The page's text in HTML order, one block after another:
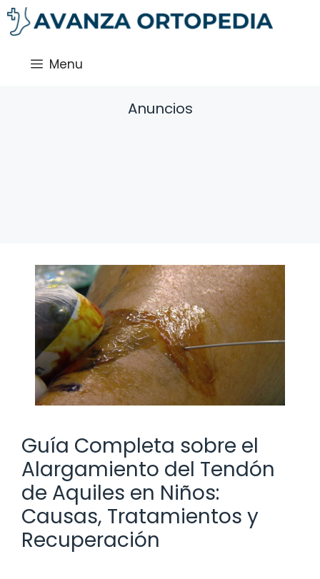
Saltar
al
Menu
Anuncios
Guía Completa sobre el
Alargamiento del Tendón
de Aquiles en Niños:
Causas, Tratamientos y
Recuperación